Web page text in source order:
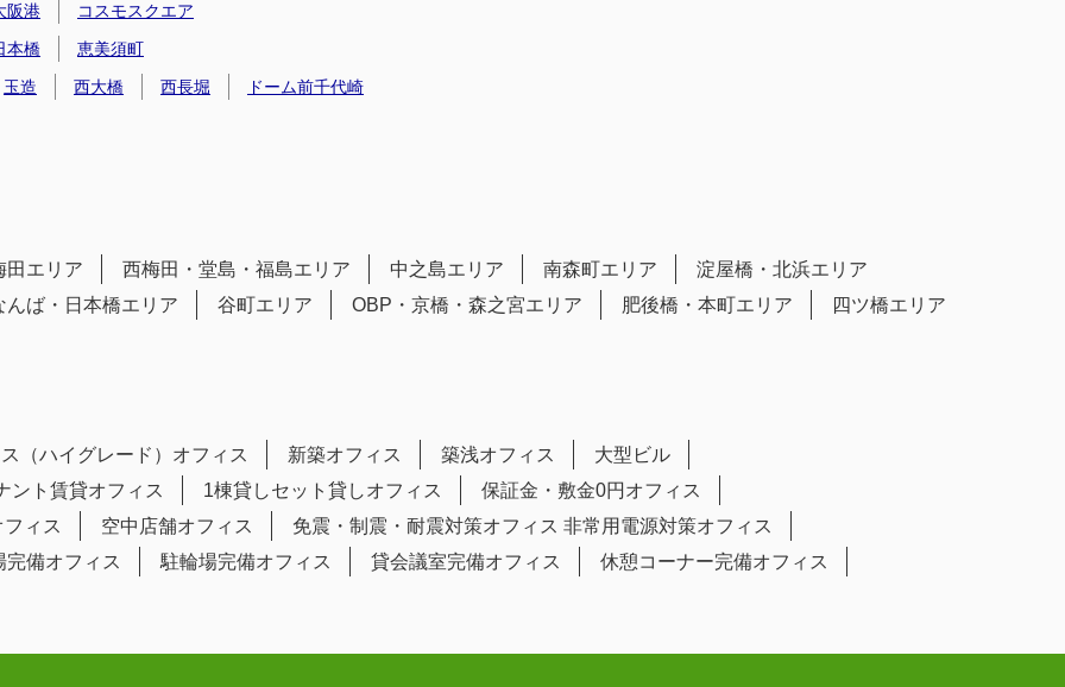
阪港
コスモスクエア
本橋
恵美須町
玉造
西大橋 西長堀 ドーム前千代崎
田エリア 西梅田・堂島・福島エリア 中之島エリア 南森町エリア
淀屋橋・北浜エリア
んば・日本橋エリア
谷町エリア OBP・京橋・森之宮エリア 肥後橋・本町エリア 四ツ橋エリア
（ハイグレード）オフィス 新築オフィス 築浅オフィス
大型ビル
ント賃貸オフィス
1棟貸しセット貸しオフィス
保証金・敷金0円オフィス
ィス
空中店舗オフィス 免震・制震・耐震対策オフィス 非常用電源対策オフィス
完備オフィス
駐輪場完備オフィス 貸会議室完備オフィス 休憩コーナー完備オフィス